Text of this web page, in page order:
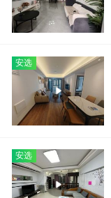
安选
安选